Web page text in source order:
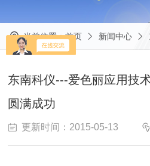
当前位置：首页 新闻中心
东南科仪---爱色丽应用技
圆满成功
更新时间：2015-05-13